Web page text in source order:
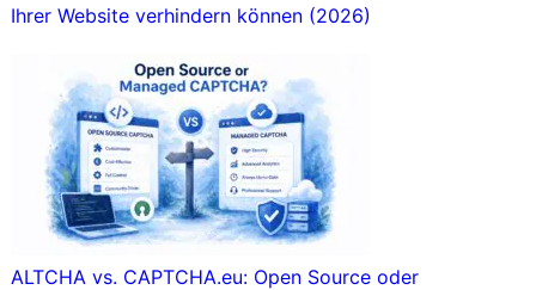
Ihrer Website verhindern können (2026)
ALTCHA vs. CAPTCHA.eu: Open Source oder